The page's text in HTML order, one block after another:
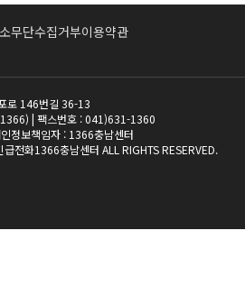
무단수집거부이용약관
로 146번길 36-13
| 팩스번호 : 041)631-1360
정보책임자 : 1366충남센터
화1366충남센터 ALL RIGHTS RESERVED.